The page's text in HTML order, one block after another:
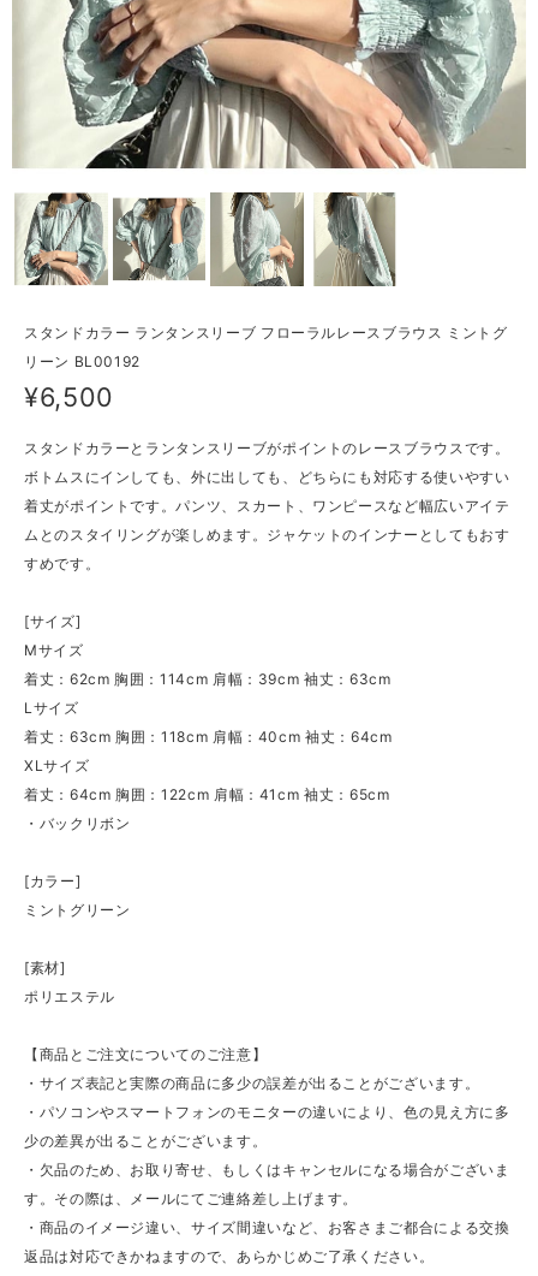
スタンドカラー ランタンスリーブ フローラルレースブラウス ミントグ
リーン BL00192
¥6,500
スタンドカラーとランタンスリーブがポイントのレースブラウスです。
ボトムスにインしても、外に出しても、どちらにも対応する使いやすい
着丈がポイントです。パンツ、スカート、ワンピースなど幅広いアイテ
ムとのスタイリングが楽しめます。ジャケットのインナーとしてもおす
すめです。
[サイズ]
Mサイズ
着丈：62cm 胸囲：114cm 肩幅：39cm 袖丈：63cm
Lサイズ
着丈：63cm 胸囲：118cm 肩幅：40cm 袖丈：64cm
XLサイズ
着丈：64cm 胸囲：122cm 肩幅：41cm 袖丈：65cm
・バックリボン
[カラー]
ミントグリーン
[素材]
ポリエステル
【商品とご注文についてのご注意】
・サイズ表記と実際の商品に多少の誤差が出ることがございます。
・パソコンやスマートフォンのモニターの違いにより、色の見え方に多
少の差異が出ることがございます。
・欠品のため、お取り寄せ、もしくはキャンセルになる場合がございま
す。その際は、メールにてご連絡差し上げます。
・商品のイメージ違い、サイズ間違いなど、お客さまご都合による交換
返品は対応できかねますので、あらかじめご了承ください。